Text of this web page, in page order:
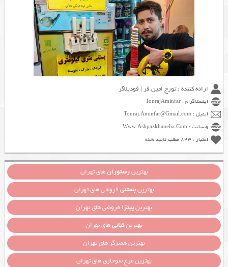
ارائه کننده : تورج امین فر | فودبلاگر
اینستاگرام : TourajAminfar
ایمیل : Touraj.Aminfar@Gmail.com
وبسایت : Www.Ashpazkhaneha.Com
اعتبار : 843 مطلب تایید شده
بهترینرستورانهای تهران
بهترینبستنی فروشی های تهران
بهترینپیتزا فروشی های تهران
بهترینکبابیهای تهران
بهترین همبرگر های تهران
بهترین مرغ سوخاری های تهران